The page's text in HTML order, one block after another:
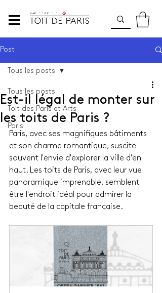
Post
Tous les posts
Toit des Paris et Arts
Paris
Tous les posts
Est-il légal de monter sur
les toits de Paris ?
Paris, avec ses magnifiques bâtiments
et son charme romantique, suscite
souvent l'envie d'explorer la ville d'en
haut. Les toits de Paris, avec leur vue
panoramique imprenable, semblent
être l'endroit idéal pour admirer la
beauté de la capitale française.